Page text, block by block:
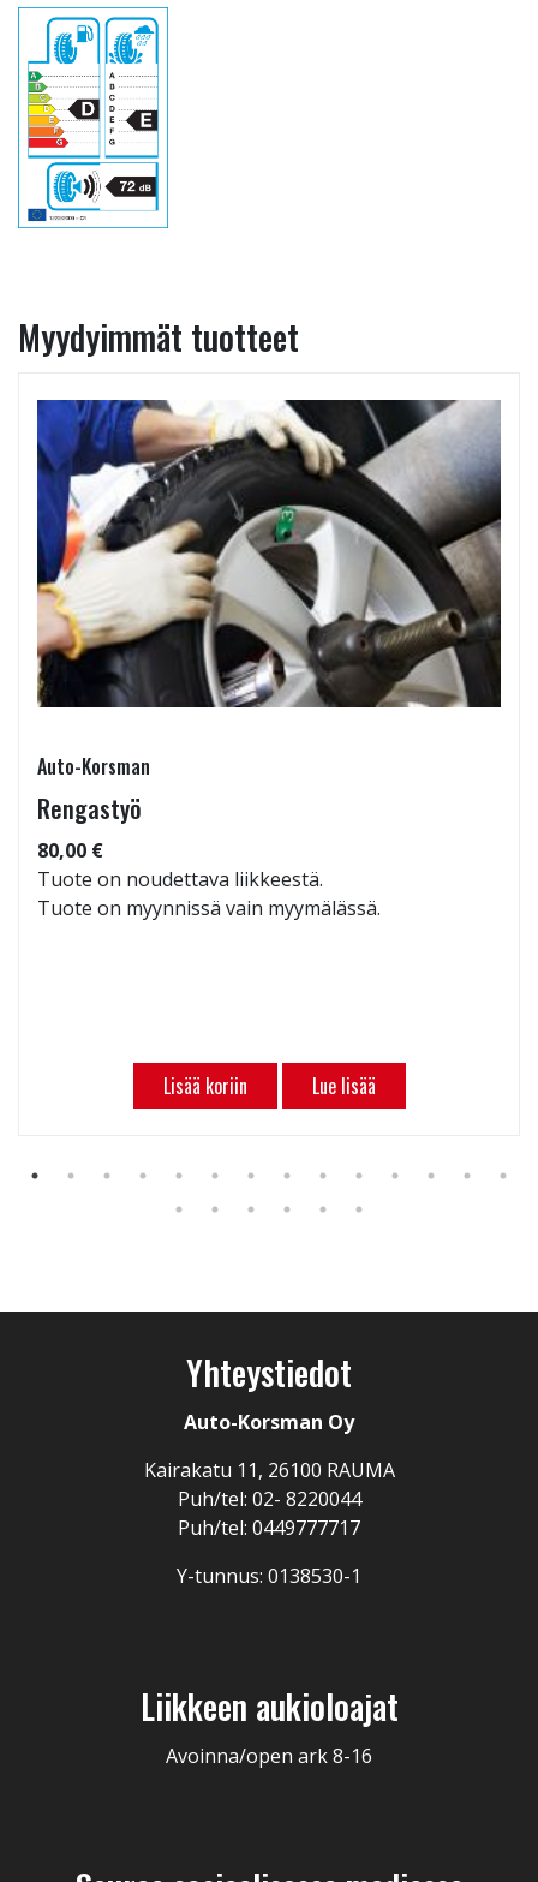
Myydyimmät tuotteet
Auto-Korsman
Rengastyö
80,00 €
Tuote on noudettava liikkeestä.
Tuote on myynnissä vain myymälässä.
Lisää koriin Lue lisää
Yhteystiedot
Auto-Korsman Oy
Kairakatu 11, 26100 RAUMA
Puh/tel: 02- 8220044
Puh/tel: 0449777717
Y-tunnus: 0138530-1
Liikkeen aukioloajat
Avoinna/open ark 8-16